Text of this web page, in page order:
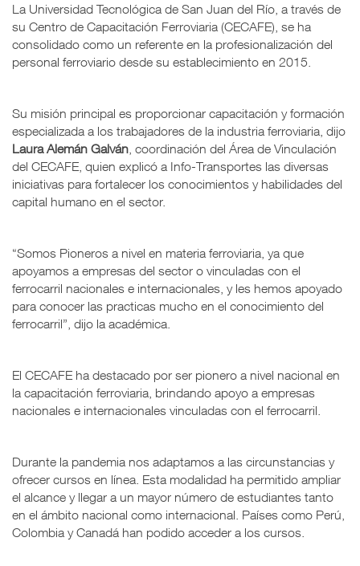
La Universidad Tecnológica de San Juan del Río, a través de
su Centro de Capacitación Ferroviaria (CECAFE), se ha
consolidado como un referente en la profesionalización del
personal ferroviario desde su establecimiento en 2015.
Su misión principal es proporcionar capacitación y formación
especializada a los trabajadores de la industria ferroviaria, dijo
Laura Alemán Galván , coordinación del Área de Vinculación
del CECAFE, quien explicó a Info-Transportes las diversas
iniciativas para fortalecer los conocimientos y habilidades del
capital humano en el sector.
“Somos Pioneros a nivel en materia ferroviaria, ya que
apoyamos a empresas del sector o vinculadas con el
ferrocarril nacionales e internacionales, y les hemos apoyado
para conocer las practicas mucho en el conocimiento del
ferrocarril”, dijo la académica.
El CECAFE ha destacado por ser pionero a nivel nacional en
la capacitación ferroviaria, brindando apoyo a empresas
nacionales e internacionales vinculadas con el ferrocarril.
Durante la pandemia nos adaptamos a las circunstancias y
ofrecer cursos en línea. Esta modalidad ha permitido ampliar
el alcance y llegar a un mayor número de estudiantes tanto
en el ámbito nacional como internacional. Países como Perú,
Colombia y Canadá han podido acceder a los cursos.